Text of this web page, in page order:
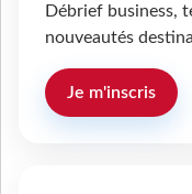
Débrief business,
nouveautés
Je m'inscris